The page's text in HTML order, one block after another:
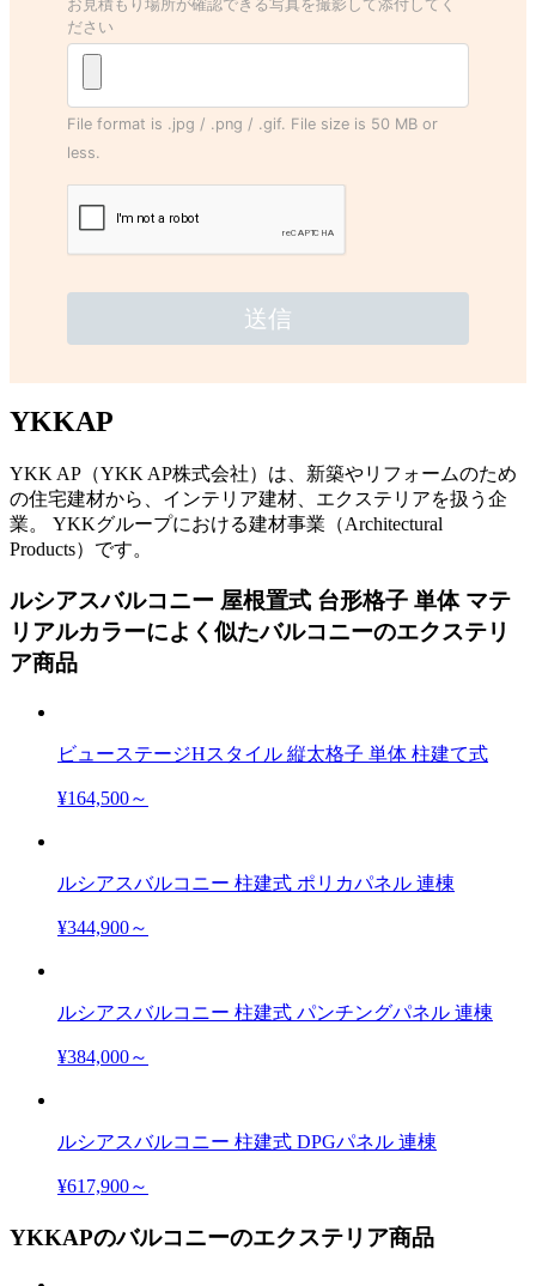
YKKAP
YKK AP（YKK AP株式会社）は、新築やリフォームのため
の住宅建材から、インテリア建材、エクステリアを扱う企
業。 YKKグループにおける建材事業（Architectural
Products）です。
ルシアスバルコニー 屋根置式 台形格子 単体 マテ
リアルカラーによく似たバルコニーのエクステリ
ア商品
ビューステージHスタイル 縦太格子 単体 柱建て式
¥164,500～
ルシアスバルコニー 柱建式 ポリカパネル 連棟
¥344,900～
ルシアスバルコニー 柱建式 パンチングパネル 連棟
¥384,000～
ルシアスバルコニー 柱建式 DPGパネル 連棟
¥617,900～
YKKAPのバルコニーのエクステリア商品